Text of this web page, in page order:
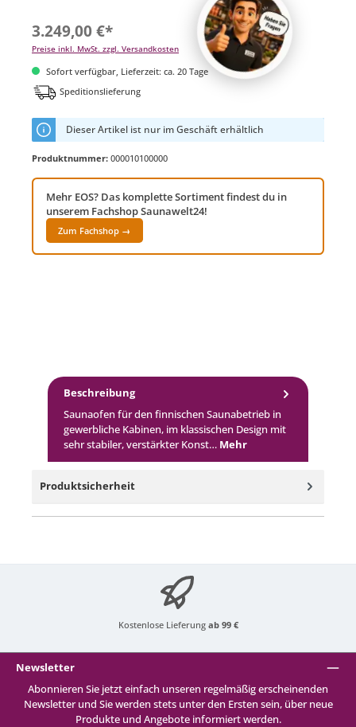
3.249,00 €*
Preise inkl. MwSt. zzgl. Versandkosten
Sofort verfügbar, Lieferzeit: ca. 20 Tage
Speditionslieferung
Dieser Artikel ist nur im Geschäft erhältlich
Produktnummer: 000010100000
Mehr EOS? Das komplette Sortiment findest du in
unserem Fachshop Saunawelt24!
Zum Fachshop →
Beschreibung
Saunaofen für den finnischen Saunabetrieb in
gewerbliche Kabinen, im klassischen Design mit
sehr stabiler, verstärkter Konst… Mehr
Produktsicherheit
Kostenlose Lieferung ab 99 €
Newsletter
Abonnieren Sie jetzt einfach unseren regelmäßig erscheinenden
Newsletter und Sie werden stets unter den Ersten sein, über neue
Produkte und Angebote informiert werden.